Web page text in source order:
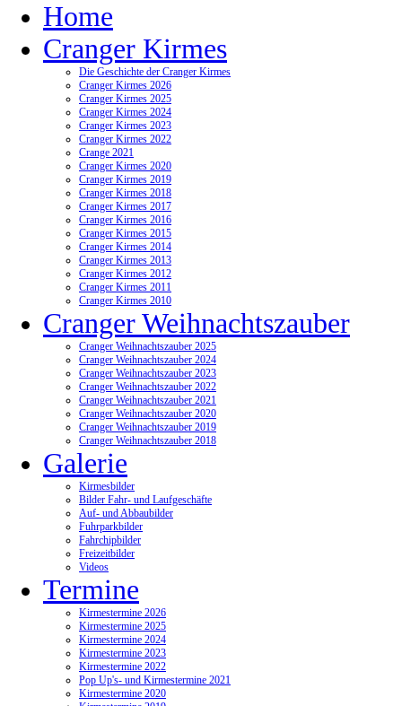
Home
Cranger Kirmes
Die Geschichte der Cranger Kirmes
Cranger Kirmes 2026
Cranger Kirmes 2025
Cranger Kirmes 2024
Cranger Kirmes 2023
Cranger Kirmes 2022
Crange 2021
Cranger Kirmes 2020
Cranger Kirmes 2019
Cranger Kirmes 2018
Cranger Kirmes 2017
Cranger Kirmes 2016
Cranger Kirmes 2015
Cranger Kirmes 2014
Cranger Kirmes 2013
Cranger Kirmes 2012
Cranger Kirmes 2011
Cranger Kirmes 2010
Cranger Weihnachtszauber
Cranger Weihnachtszauber 2025
Cranger Weihnachtszauber 2024
Cranger Weihnachtszauber 2023
Cranger Weihnachtszauber 2022
Cranger Weihnachtszauber 2021
Cranger Weihnachtszauber 2020
Cranger Weihnachtszauber 2019
Cranger Weihnachtszauber 2018
Galerie
Kirmesbilder
Bilder Fahr- und Laufgeschäfte
Auf- und Abbaubilder
Fuhrparkbilder
Fahrchipbilder
Freizeitbilder
Videos
Termine
Kirmestermine 2026
Kirmestermine 2025
Kirmestermine 2024
Kirmestermine 2023
Kirmestermine 2022
Pop Up's- und Kirmestermine 2021
Kirmestermine 2020